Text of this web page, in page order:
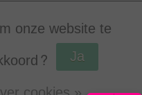
onze website te
Ja